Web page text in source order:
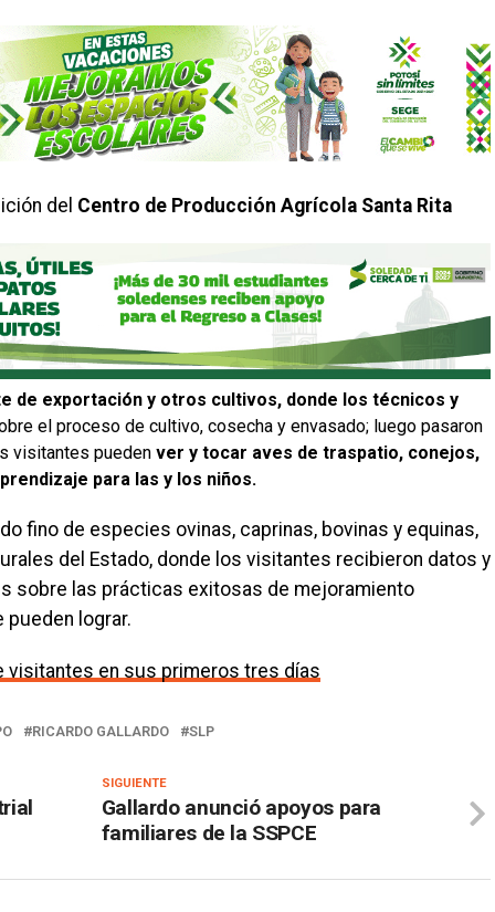
del Centro de Producción Agrícola Santa Rita
de exportación y otros cultivos, donde los técnicos y
el proceso de cultivo, cosecha y envasado; luego pasaron
visitantes pueden ver y tocar aves de traspatio, conejos,
para las y los niños.
fino de especies ovinas, caprinas, bovinas y equinas,
del Estado, donde los visitantes recibieron datos y
sobre las prácticas exitosas de mejoramiento
lograr.
visitantes en sus primeros tres días
RICARDO GALLARDO SLP
SIGUIENTE
Gallardo anunció apoyos para
familiares de la SSPCE